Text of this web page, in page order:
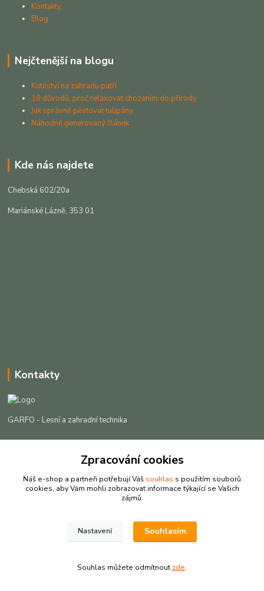
Kontakty
Blog
Nejčtenější na blogu
Kutilství na zahradu patří
10 důvodů, proč relaxovat chozením do přírody
Jak správně pěstovat tulipány
Náhodně generovaný článek
Kde nás najdete
Chebská 602/20a
Mariánské Lázně, 353 01
Kontakty
GARFO - Lesní a zahradní technika
+420 725 301 044
info@garfo.cz
Zpracování cookies
Náš e-shop a partneři potřebují Váš souhlas s použitím souborů
cookies, aby Vám mohli zobrazovat informace týkající se Vašich
zájmů.
Nastavení Souhlasím
Souhlas můžete odmítnout zde.